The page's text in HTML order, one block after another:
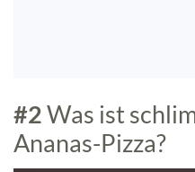
#2Was ist
Ananas-Pizza?